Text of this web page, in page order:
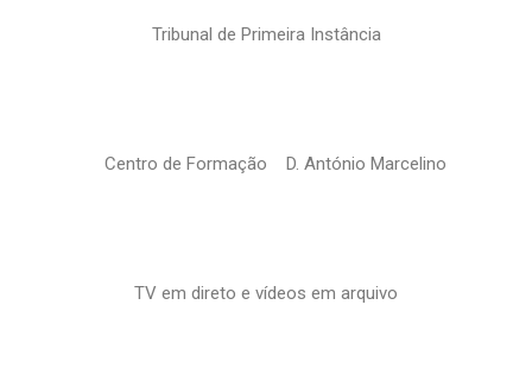
Tribunal de Primeira Instância
Centro de Formação D. António Marcelino
TV em direto e vídeos em arquivo